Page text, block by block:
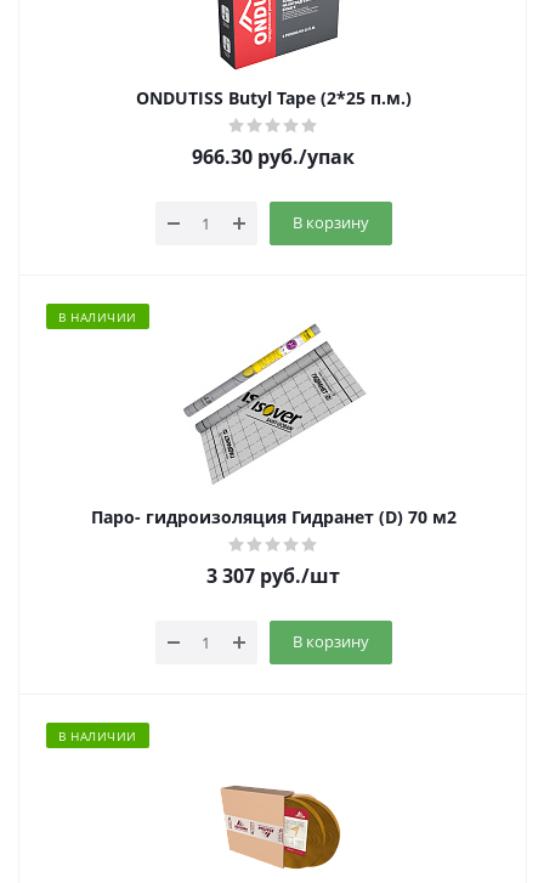
ONDUTISS Butyl Tape (2*25 п.м.)
966.30 руб./упак
В корзину
В НАЛИЧИИ
Паро- гидроизоляция Гидранет (D) 70 м2
3 307 руб./шт
В корзину
В НАЛИЧИИ